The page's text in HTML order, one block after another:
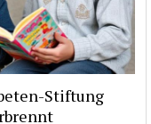
Stiftung